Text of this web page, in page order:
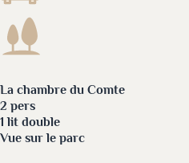
La chambre du Comte
2 pers
1 lit double
Vue sur le parc